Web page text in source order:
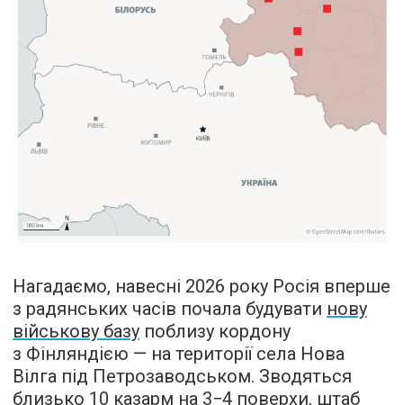
Нагадаємо, навесні 2026 року Росія вперше
з радянських часів почала будувати нову
військову базу поблизу кордону
з Фінляндією — на території села Нова
Вілга під Петрозаводськом. Зводяться
близько 10 казарм на 3−4 поверхи, штаб